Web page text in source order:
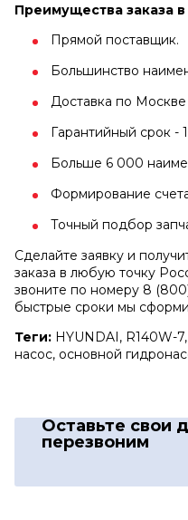
Преимущества заказа
Прямой поставщик.
Большинство
Доставка по Москве
Гарантийный срок -
Больше 6 000
Формирование
Точный подбор
Сделайте заявку и
заказа в любую точку
звоните по номеру 8
быстрые сроки мы
Теги: HYUNDAI, R140W-
насос, основной
Оставьте свои
перезвоним